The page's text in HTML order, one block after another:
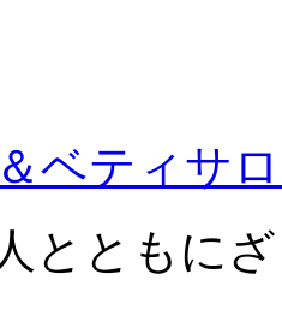
ベティサ
とともに